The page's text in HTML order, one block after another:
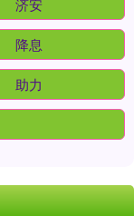
济安
降息
助力